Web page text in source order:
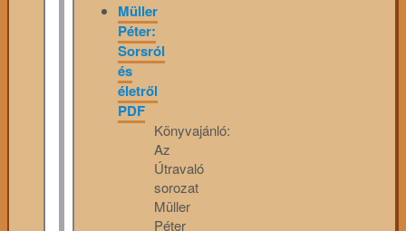
Müller
Péter:
Sorsról
és
életről
PDF
Könyvajánló:
Az
Útravaló
sorozat
Müller
Péter